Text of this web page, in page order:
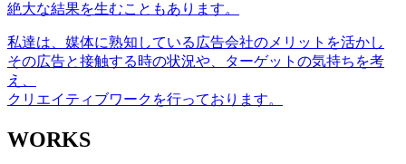
絶大な結果を生むこともあります。
私達は、媒体に熟知している広告会社のメリットを活かし
その広告と接触する時の状況や、ターゲットの気持ちを考
え、
クリエイティブワークを行っております。
WORKS